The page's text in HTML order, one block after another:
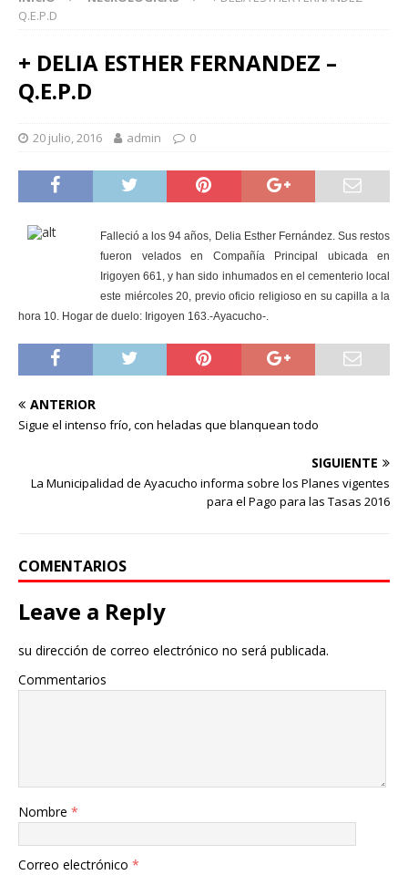
Q.E.P.D
+ DELIA ESTHER FERNANDEZ –
Q.E.P.D
20 julio, 2016 admin 0
Falleció a los 94 años, Delia Esther Fernández. Sus restos
fueron velados en Compañía Principal ubicada en
Irigoyen 661, y han sido inhumados en el cementerio local
este miércoles 20, previo oficio religioso en su capilla a la
hora 10. Hogar de duelo: Irigoyen 163.-Ayacucho-.
ANTERIOR
Sigue el intenso frío, con heladas que blanquean todo
SIGUIENTE
La Municipalidad de Ayacucho informa sobre los Planes vigentes
para el Pago para las Tasas 2016
COMENTARIOS
Leave a Reply
su dirección de correo electrónico no será publicada.
Commentarios
Nombre *
Correo electrónico *